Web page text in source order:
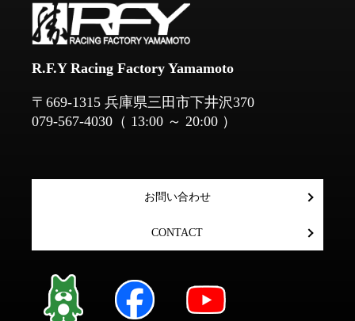
R.F.Y Racing Factory Yamamoto
​​​​​​​〒669-1315 兵庫県三田市下井沢370
079-567-4030（ 13:00 ～ 20:00 ）
お問い合わせ
CONTACT